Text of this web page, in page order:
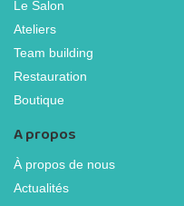
Le Salon
Ateliers
Team building
Restauration
Boutique
A propos
À propos de nous
Actualités